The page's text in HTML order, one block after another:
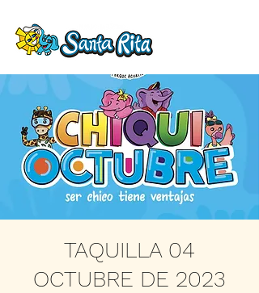
TAQUILLA 04
OCTUBRE DE 2023